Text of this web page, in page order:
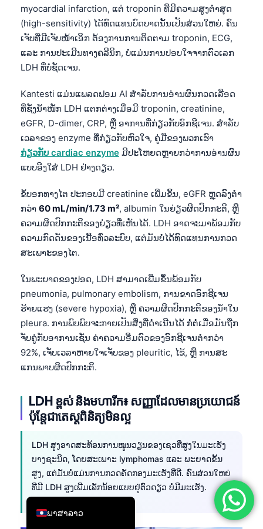
myocardial infarction, ແຕ່ troponin ທີ່ມີຄວາມສູງຕໍ່າສຸດ
(high-sensitivity) ໄດ້ທົດແທນບົດບາດນັ້ນເປັນສ່ວນໃຫຍ່. ຄົນ
ເຈັບທີ່ມີເຈັບໜ້າເອິກ ຕ້ອງການການຕິດຕາມ troponin, ECG,
ແລະ ການປະເມີນທາງຄລີນິກ, ບໍ່ແມ່ນການປອບໃຈຈາກຕົວເລກ
LDH ທີ່ບໍ່ຊັດເຈນ.
Kantesti ແມ່ນແພລດຟອມ AI ສຳລັບການອ່ານຜົນກວດເລືອດ
ທີ່ຊັ່ງນ້ຳໜັກ LDH ແຕກຕ່າງເມື່ອມີ troponin, creatinine,
eGFR, D-dimer, CRP, ຫຼື ອາການທີ່ກ່ຽວກັບອົກຊີເຈນ. ສຳລັບ
ເວລາຂອງ enzyme ທີ່ກ່ຽວກັບຫົວໃຈ, ຄູ່ມືຂອງພວກເຮົາ
ກ່ຽວກັບ cardiac enzyme ມີປະໂຫຍດຫຼາຍກວ່າການອ່ານຜົນ
ແບບອີງໃສ່ LDH ຢ່າງດຽວ.
ຂໍ້ບອກທາງໄຕ ປະກອບມີ creatinine ເພີ່ມຂຶ້ນ, eGFR ຫຼຸດລົງຕ່ຳ
ກວ່າ 60 mL/min/1.73 m², albumin ໃນຍ່ຽວຜິດປົກກະຕິ, ຫຼື
ຄວາມຜິດປົກກະຕິຂອງຍ່ຽວທີ່ເຫັນໄດ້. LDH ອາດຈະມາພ້ອມກັບ
ຄວາມກົດດັນຂອງເນື້ອທົ່ວລະບົບ, ແຕ່ມັນບໍ່ໄດ້ທົດແທນການກວດ
ສະເພາະຂອງໄຕ.
ໃນພະຍາດຂອງປອດ, LDH ສາມາດເພີ່ມຂຶ້ນພ້ອມກັບ
pneumonia, pulmonary embolism, ການຂາດອົກຊີເຈນ
ຮ້າຍແຮງ (severe hypoxia), ຫຼື ຄວາມຜິດປົກກະຕິຂອງນ້ຳໃນ
pleura. ການພົບພົບຈະກາຍເປັນສິ່ງທີ່ດຳເນີນໄດ້ ກໍ່ຕໍ່ເມື່ອມັນຖືກ
ຈັບຄູ່ກັບອາການເຊັ່ນ ຄ່າຄວາມອີ່ມຕົວຂອງອົກຊີເຈນຕ່ຳກວ່າ
92%, ເຈັບເວລາຫາຍໃຈເຈັບຂອງ pleuritic, ໄຂ້, ຫຼື ການສະ
ແກນພາບຜິດປົກກະຕິ.
LDH ខ្ពស់ និងមហារីក៖ សញ្ញាដែលមានប្រយោជន៍
ប៉ុន្តែជាតេស្តពិនិត្យមិនល្អ
LDH ສູງອາດສະທ້ອນການໝູນວຽນຂອງເຊວທີ່ສູງໃນມະເຮັງ
ບາງຊະນິດ, ໂດຍສະເພາະ lymphomas ແລະ ພະຍາດຂັ້ນ
ສູງ, ແຕ່ມັນບໍ່ແມ່ນການກວດຄັດກອງມະເຮັງທີ່ດີ. ຄົນສ່ວນໃຫຍ່
ທີ່ມີ LDH ສູງເພີ່ມເລັກນ້ອຍແບບຢູ່ຕົວດຽວ ບໍ່ມີມະເຮັງ.
ພາສາລາວ
English
Deutsch
العربية
עִבְרִית
Italiano
Português
Ελληνικά
Türkçe
Română
简体中文
فارسی
Български
Dansk
Nederlands
Bahasa Indonesia
Հայերեն
Íslenska
Српски језик
Bosanski
Azərbaycan dili
Eesti
日本語